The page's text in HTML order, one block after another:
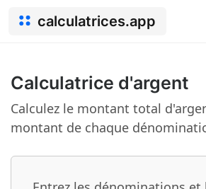
calculatrices.app
Calculatrice d'argent
Calculez le montant total
montant de chaque